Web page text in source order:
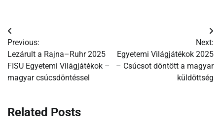
Bejegyzés
navigáció
Previous:
Lezárult a Rajna–Ruhr 2025
FISU Egyetemi Világjátékok –
magyar csúcsdöntéssel
Next:
Egyetemi Világjátékok 2025
– Csúcsot döntött a magyar
küldöttség
Related Posts